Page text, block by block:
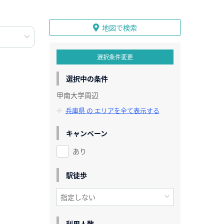
地図で検索
選択条件変更
選択中の条件
甲南大学周辺
兵庫県 の エリアを全て表示する
キャンペーン
あり
駅徒歩